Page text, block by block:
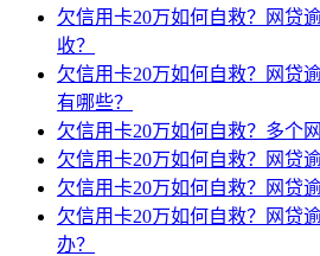
欠信用卡20万如何自救？网贷
收？
欠信用卡20万如何自救？网贷
有哪些？
欠信用卡20万如何自救？多个
欠信用卡20万如何自救？网贷
欠信用卡20万如何自救？网贷
欠信用卡20万如何自救？网贷
办？